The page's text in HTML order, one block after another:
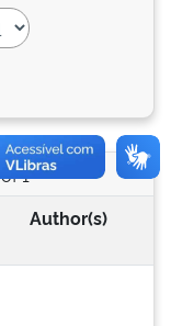
1
Author(s)